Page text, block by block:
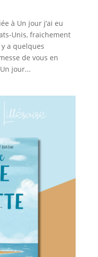
à Un jour j’ai eu
Unis, fraichement
y a quelques
de vous en
jour...